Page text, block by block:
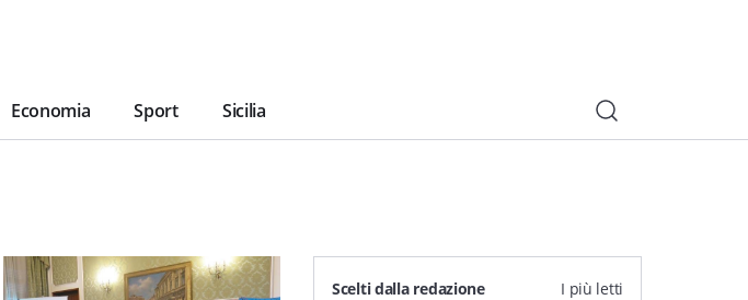
Economia Sport Sicilia
Scelti dalla redazione I più letti